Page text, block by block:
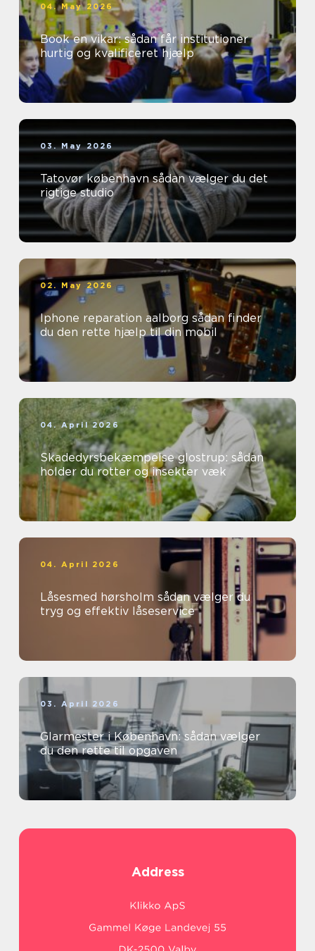
04. May 2026
Book en vikar: sådan får institutioner
hurtig og kvalificeret hjælp
03. May 2026
Tatovør københavn sådan vælger du det
rigtige studio
02. May 2026
Iphone reparation aalborg sådan finder
du den rette hjælp til din mobil
04. April 2026
Skadedyrsbekæmpelse glostrup: sådan
holder du rotter og insekter væk
04. April 2026
Låsesmed hørsholm sådan vælger du
tryg og effektiv låseservice
03. April 2026
Glarmester i København: sådan vælger
du den rette til opgaven
Address